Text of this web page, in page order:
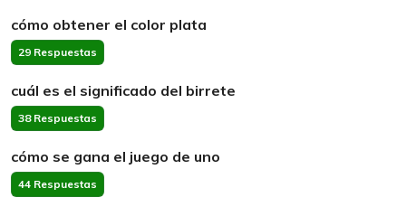
cómo obtener el color plata
29 Respuestas
cuál es el significado del birrete
38 Respuestas
cómo se gana el juego de uno
44 Respuestas